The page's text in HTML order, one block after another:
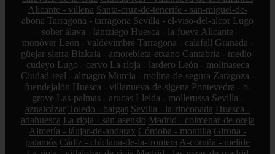
Alicante - villena Santa-cruz-de-tenerife - san-miguel-de-
abona Tarragona - tarragona Sevilla - el-viso-del-alcor Lugo
- sober álava - lantziego Huesca - la-fueva Alicante -
monòver León - valdevimbre Tarragona - calafell Granada -
güejar-sierra Bizkaia - amorebieta-etxano Cantabria - medio-
cudeyo Lugo - cervo La-rioja - lardero León - molinaseca
Ciudad-real - almagro Murcia - molina-de-segura Zaragoza -
fuendejalón Huesca - villanueva-de-sigena Pontevedra - o-
grove Las-palmas - arucas Lleida - mollerussa Sevilla -
aznalcázar Toledo - bargas Sevilla - la-rinconada Huesca -
adahuesca La-rioja - san-asensio Madrid - colmenar-de-oreja
Almería - láujar-de-andarax Córdoba - montilla Girona -
palamós Cádiz - chiclana-de-la-frontera A-coruña - melide